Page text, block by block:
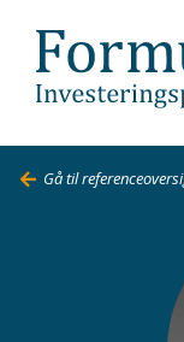
Gå til